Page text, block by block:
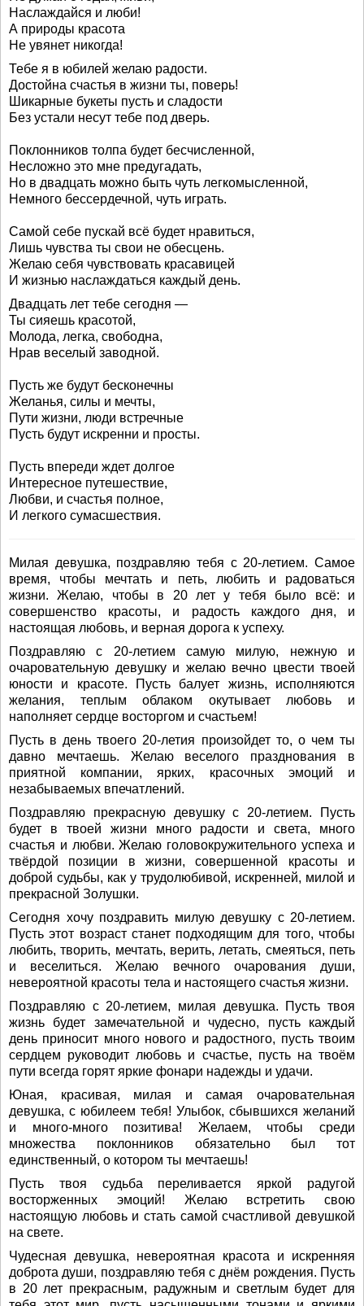
Наслаждайся и люби!
А природы красота
Не увянет никогда!
Тебе я в юбилей желаю радости.
Достойна счастья в жизни ты, поверь!
Шикарные букеты пусть и сладости
Без устали несут тебе под дверь.
Поклонников толпа будет бесчисленной,
Несложно это мне предугадать,
Но в двадцать можно быть чуть легкомысленной,
Немного бессердечной, чуть играть.
Самой себе пускай всё будет нравиться,
Лишь чувства ты свои не обесцень.
Желаю себя чувствовать красавицей
И жизнью наслаждаться каждый день.
Двадцать лет тебе сегодня —
Ты сияешь красотой,
Молода, легка, свободна,
Нрав веселый заводной.
Пусть же будут бесконечны
Желанья, силы и мечты,
Пути жизни, люди встречные
Пусть будут искренни и просты.
Пусть впереди ждет долгое
Интересное путешествие,
Любви, и счастья полное,
И легкого сумасшествия.
Милая девушка, поздравляю тебя с 20-летием. Самое
время, чтобы мечтать и петь, любить и радоваться
жизни. Желаю, чтобы в 20 лет у тебя было всё: и
совершенство красоты, и радость каждого дня, и
настоящая любовь, и верная дорога к успеху.
Поздравляю с 20-летием самую милую, нежную и
очаровательную девушку и желаю вечно цвести твоей
юности и красоте. Пусть балует жизнь, исполняются
желания, теплым облаком окутывает любовь и
наполняет сердце восторгом и счастьем!
Пусть в день твоего 20-летия произойдет то, о чем ты
давно мечтаешь. Желаю веселого празднования в
приятной компании, ярких, красочных эмоций и
незабываемых впечатлений.
Поздравляю прекрасную девушку с 20-летием. Пусть
будет в твоей жизни много радости и света, много
счастья и любви. Желаю головокружительного успеха и
твёрдой позиции в жизни, совершенной красоты и
доброй судьбы, как у трудолюбивой, искренней, милой и
прекрасной Золушки.
Сегодня хочу поздравить милую девушку с 20-летием.
Пусть этот возраст станет подходящим для того, чтобы
любить, творить, мечтать, верить, летать, смеяться, петь
и веселиться. Желаю вечного очарования души,
невероятной красоты тела и настоящего счастья жизни.
Поздравляю с 20-летием, милая девушка. Пусть твоя
жизнь будет замечательной и чудесно, пусть каждый
день приносит много нового и радостного, пусть твоим
сердцем руководит любовь и счастье, пусть на твоём
пути всегда горят яркие фонари надежды и удачи.
Юная, красивая, милая и самая очаровательная
девушка, с юбилеем тебя! Улыбок, сбывшихся желаний
и много-много позитива! Желаем, чтобы среди
множества поклонников обязательно был тот
единственный, о котором ты мечтаешь!
Пусть твоя судьба переливается яркой радугой
восторженных эмоций! Желаю встретить свою
настоящую любовь и стать самой счастливой девушкой
на свете.
Чудесная девушка, невероятная красота и искренняя
доброта души, поздравляю тебя с днём рождения. Пусть
в 20 лет прекрасным, радужным и светлым будет для